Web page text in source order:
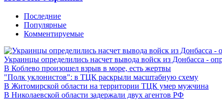
Последние
Популярные
Комментируемые
Украинцы определились насчет вывода войск из Донбасса -
В Коблево произошел взрыв в море, есть жертвы
"Полк уклонистов": в ТЦК раскрыли масштабную схему
В Житомирской области на территории ТЦК умер мужчина
В Николаевской области задержали двух агентов РФ